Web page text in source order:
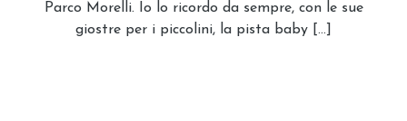
Parco Morelli. Io lo ricordo da sempre, con le sue
giostre per i piccolini, la pista baby […]